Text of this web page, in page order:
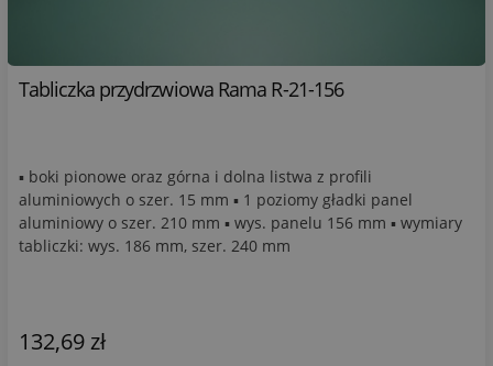
Tabliczka przydrzwiowa Rama R-21-156
▪ boki pionowe oraz górna i dolna listwa z profili
aluminiowych o szer. 15 mm ▪ 1 poziomy gładki panel
aluminiowy o szer. 210 mm ▪ wys. panelu 156 mm ▪ wymiary
tabliczki: wys. 186 mm, szer. 240 mm
132,69 zł